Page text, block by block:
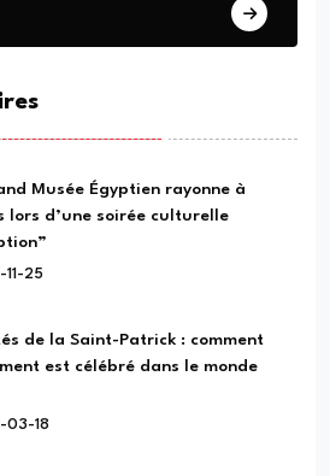
Musée Égyptien rayonne à
lors d’une soirée culturelle
25
de la Saint-Patrick : comment
est célébré dans le monde
18